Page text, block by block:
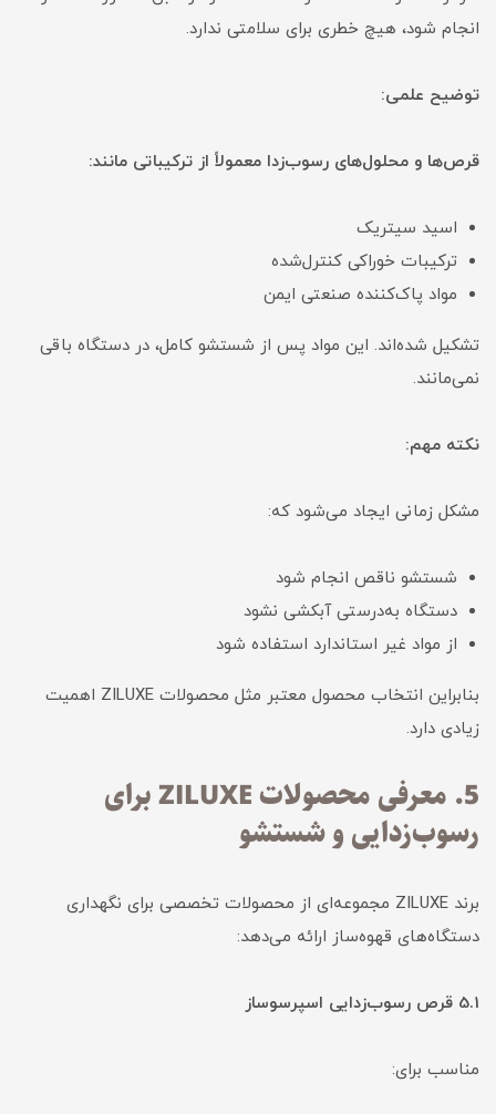
انجام شود، هیچ خطری برای سلامتی ندارد.
توضیح علمی:
قرص‌ها و محلول‌های رسوب‌زدا معمولاً از ترکیباتی مانند:
اسید سیتریک
ترکیبات خوراکی کنترل‌شده
مواد پاک‌کننده صنعتی ایمن
تشکیل شده‌اند. این مواد پس از شستشو کامل، در دستگاه باقی
نمی‌مانند.
نکته مهم:
مشکل زمانی ایجاد می‌شود که:
شستشو ناقص انجام شود
دستگاه به‌درستی آبکشی نشود
از مواد غیر استاندارد استفاده شود
بنابراین انتخاب محصول معتبر مثل محصولات ZILUXE اهمیت
زیادی دارد.
5. معرفی محصولات ZILUXE برای
رسوب‌زدایی و شستشو
برند ZILUXE مجموعه‌ای از محصولات تخصصی برای نگهداری
دستگاه‌های قهوه‌ساز ارائه می‌دهد:
5.1 قرص رسوب‌زدایی اسپرسوساز
مناسب برای: